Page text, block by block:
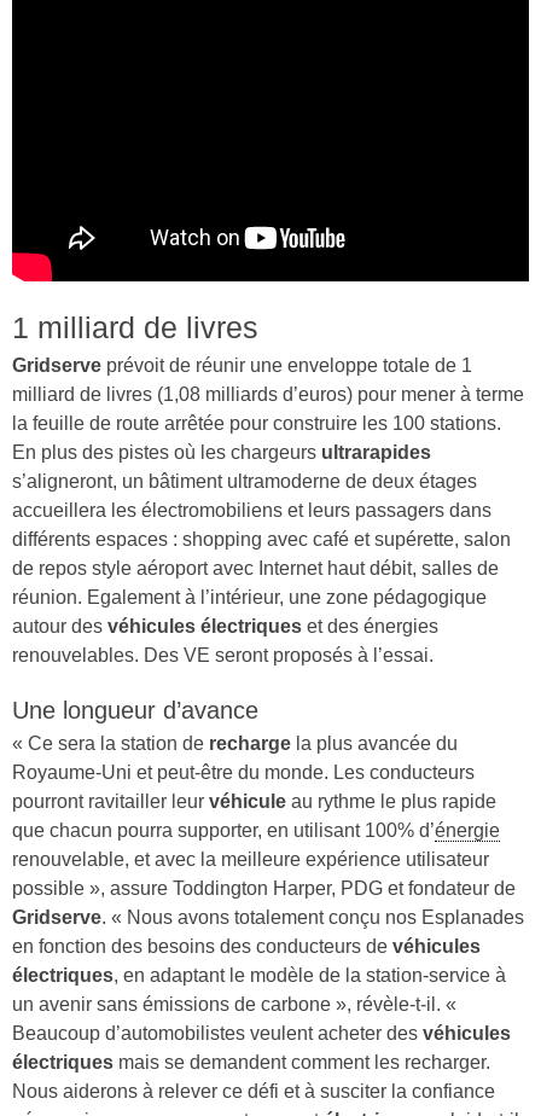
1 milliard de livres
Gridserve prévoit de réunir une enveloppe totale de 1
milliard de livres (1,08 milliards d’euros) pour mener à terme
la feuille de route arrêtée pour construire les 100 stations.
En plus des pistes où les chargeurs ultrarapides
s’aligneront, un bâtiment ultramoderne de deux étages
accueillera les électromobiliens et leurs passagers dans
différents espaces : shopping avec café et supérette, salon
de repos style aéroport avec Internet haut débit, salles de
réunion. Egalement à l’intérieur, une zone pédagogique
autour des véhicules électriques et des énergies
renouvelables. Des VE seront proposés à l’essai.
Une longueur d’avance
« Ce sera la station de recharge la plus avancée du
Royaume-Uni et peut-être du monde. Les conducteurs
pourront ravitailler leur véhicule au rythme le plus rapide
que chacun pourra supporter, en utilisant 100% d’énergie
renouvelable, et avec la meilleure expérience utilisateur
possible », assure Toddington Harper, PDG et fondateur de
Gridserve . « Nous avons totalement conçu nos Esplanades
en fonction des besoins des conducteurs de véhicules
électriques , en adaptant le modèle de la station-service à
un avenir sans émissions de carbone », révèle-t-il. «
Beaucoup d’automobilistes veulent acheter des véhicules
électriques mais se demandent comment les recharger.
Nous aiderons à relever ce défi et à susciter la confiance